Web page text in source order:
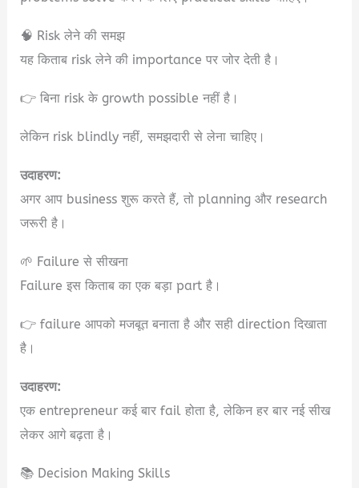
🧠 Risk लेने की समझ
यह किताब risk लेने की importance पर जोर देती है।
👉 बिना risk के growth possible नहीं है।
लेकिन risk blindly नहीं, समझदारी से लेना चाहिए।
उदाहरण:
अगर आप business शुरू करते हैं, तो planning और research
जरूरी है।
🌱 Failure से सीखना
Failure इस किताब का एक बड़ा part है।
👉 failure आपको मजबूत बनाता है और सही direction दिखाता
है।
उदाहरण:
एक entrepreneur कई बार fail होता है, लेकिन हर बार नई सीख
लेकर आगे बढ़ता है।
📚 Decision Making Skills